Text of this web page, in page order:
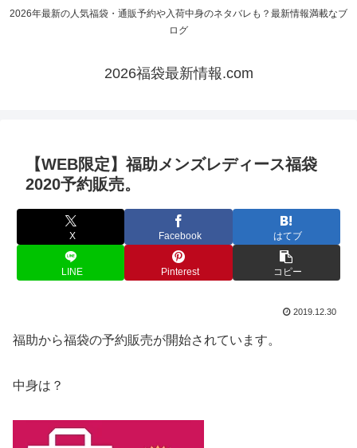
2026年最新の人気福袋・通販予約や入荷中身のネタバレも？最新情報満載なブ
ログ
2026福袋最新情報.com
【WEB限定】福助メンズレディース福袋
2020予約販売。
X Facebook はてブ
LINE Pinterest コピー
2019.12.30
福助から福袋の予約販売が開始されています。
中身は？